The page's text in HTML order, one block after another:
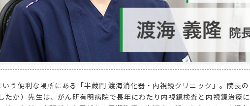
う便利な場所にある「半蔵門 渡海消化器・内視鏡クリニック」。院長の
たか）先生は、がん研有明病院で長年にわたり内視鏡検査と内視鏡治療に